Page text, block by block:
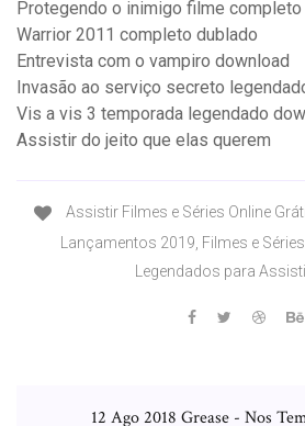
Protegendo o inimigo filme completo
Warrior 2011 completo dublado
Entrevista com o vampiro download
Invasão ao serviço secreto
Vis a vis 3 temporada legendado
Assistir do jeito que elas querem
Assistir Filmes e Séries Online
Lançamentos 2019, Filmes e
Legendados para
12 Ago 2018 Grease - Nos